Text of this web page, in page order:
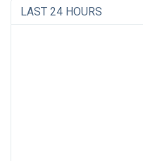
LAST 24 HOURS